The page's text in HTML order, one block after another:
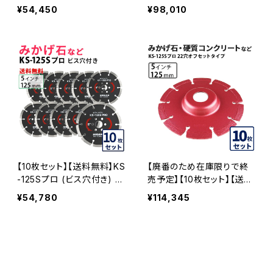
Sセグメントプロ 4インチ 10
5mm みかげ石などの切断
モンドカッター 刃 ビス3個
付属 (ks-105spro-b) KS-
105SPRO-B-10
¥54,450
料】KSダイヤセグメント KS
-105Sプロ 20穴 内径20m
イプ) (ks-105spro-of20)
ダイヤモンドカッター 刃キ
ワ切り コーナーカット 水平
切断 KS-105SPRO-OF20
¥98,010
【10枚セット】【送料無料】KS
-125Sプロ (ビス穴付き) K
Sセグメントプロ 5インチ 12
5mm みかげ石などの切断
¥54,780
【廃番のため在庫限りで終
売予定】【10枚セット】【送料
無料】KSダイヤセグメント K
S-125Sプロ 22穴 内径22
¥114,345